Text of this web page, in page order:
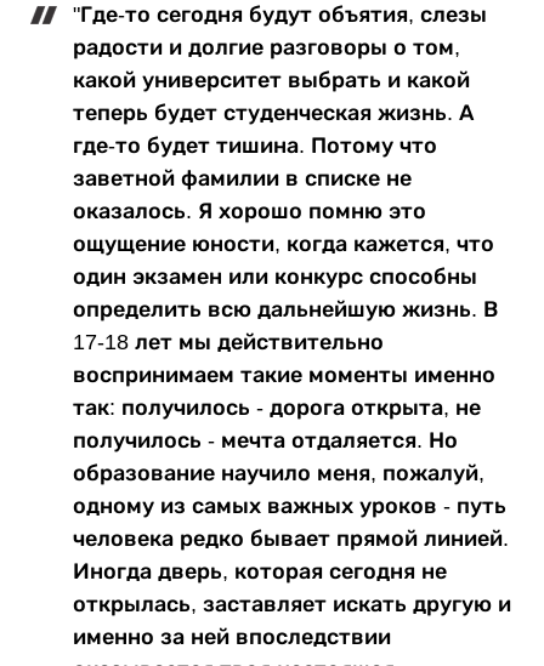
"Где-то сегодня будут объятия, слезы
радости и долгие разговоры о том,
какой университет выбрать и какой
теперь будет студенческая жизнь. А
где-то будет тишина. Потому что
заветной фамилии в списке не
оказалось. Я хорошо помню это
ощущение юности, когда кажется, что
один экзамен или конкурс способны
определить всю дальнейшую жизнь. В
17-18 лет мы действительно
воспринимаем такие моменты именно
так: получилось - дорога открыта, не
получилось - мечта отдаляется. Но
образование научило меня, пожалуй,
одному из самых важных уроков - путь
человека редко бывает прямой линией.
Иногда дверь, которая сегодня не
открылась, заставляет искать другую и
именно за ней впоследствии